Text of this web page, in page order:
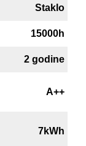
Staklo
15000h
2 godine
A++
7kWh